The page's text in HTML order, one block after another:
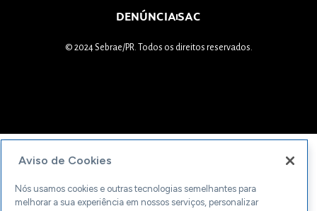
DENÚNCIASAC
© 2024 Sebrae/PR. Todos os direitos reservados.
Aviso de Cookies
Nós usamos cookies e outras tecnologias semelhantes para
melhorar a sua experiência em nossos serviços, personalizar